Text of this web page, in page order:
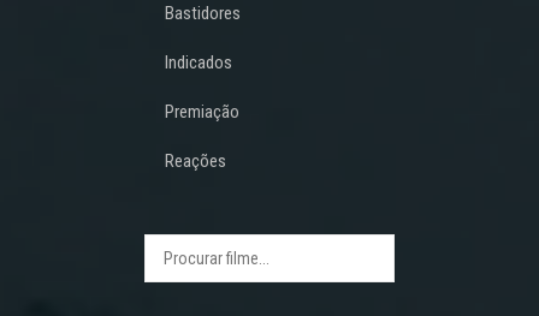
Bastidores
Indicados
Premiação
Reações